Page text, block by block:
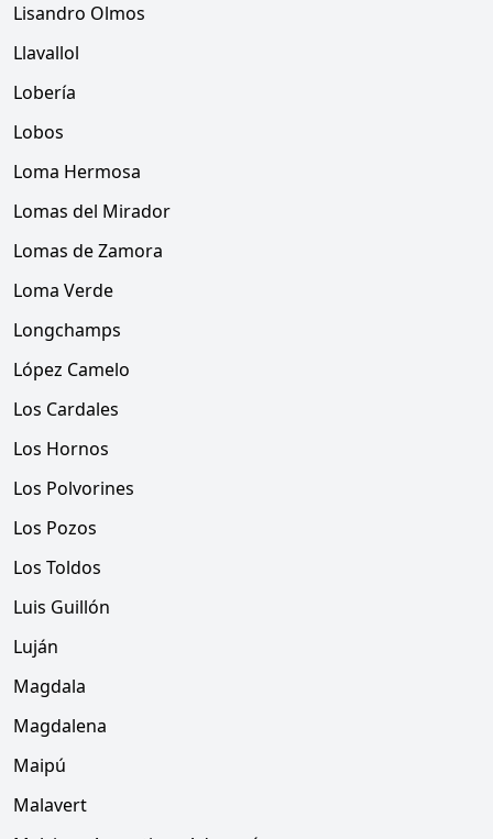
Lisandro Olmos
Llavallol
Lobería
Lobos
Loma Hermosa
Lomas del Mirador
Lomas de Zamora
Loma Verde
Longchamps
López Camelo
Los Cardales
Los Hornos
Los Polvorines
Los Pozos
Los Toldos
Luis Guillón
Luján
Magdala
Magdalena
Maipú
Malavert